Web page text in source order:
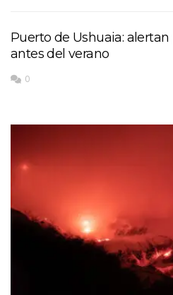
Puerto de Ushuaia:
antes del verano
0